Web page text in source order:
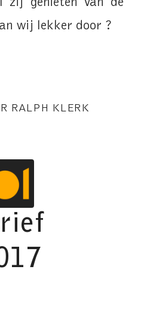
wij lekker door ?
RALPH KLERK